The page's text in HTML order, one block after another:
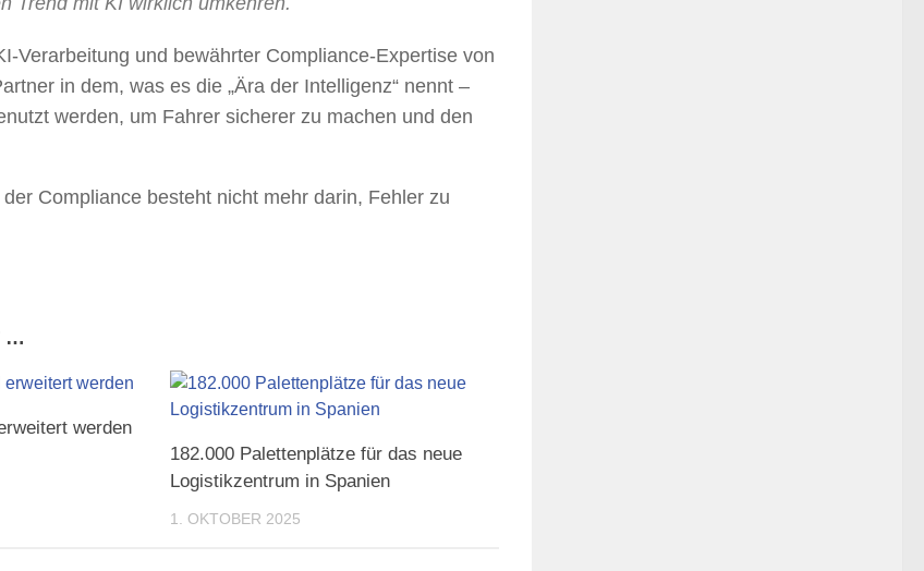
Verarbeitung und bewährter Compliance-Expertise von
in dem, was es die „Ära der Intelligenz“ nennt –
werden, um Fahrer sicherer zu machen und den
Compliance besteht nicht mehr darin, Fehler zu
…
werden
182.000 Palettenplätze für das neue
Logistikzentrum in Spanien
1. OKTOBER 2025